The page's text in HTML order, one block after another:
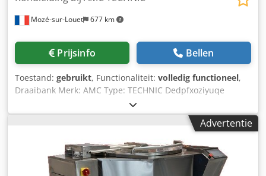
Mozé-sur-Louet 677 km
Prijsinfo Bellen
Toestand: gebruikt, Functionaliteit: volledig functioneel,
Draaibank Merk: AMC Type: TECHNIC Dedpfxoziyuqe
Adyjck Tussen de centers: 1000 mm Centrumhoogte: 180
tot 230 mm Draaidiameter boven bed: ca. 360 mm
Draaidiameter boven slede: ca. 200 mm Spildoorlaat: 40 tot
52 mm Spilsnelheden: 12 tot 18 mechanische snelheden
(ca. 30 – 2000 tpm) Motorvermogen: 3 tot 5,5 kW, driefasig
Gewicht: ca. 1200 – 1600 kg
Advertentie